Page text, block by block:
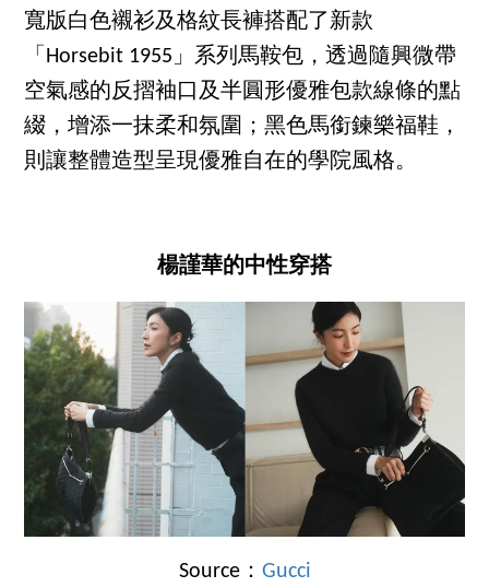
寬版白色襯衫及格紋長褲搭配了新款
「Horsebit 1955」系列馬鞍包，透過隨興微帶
空氣感的反摺袖口及半圓形優雅包款線條的點
綴，增添一抹柔和氛圍；黑色馬銜鍊樂福鞋，
則讓整體造型呈現優雅自在的學院風格。
楊謹華的中性穿搭
Source： Gucci